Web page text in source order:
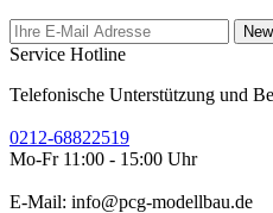
Service Hotline
Telefonische Unterstützung und
0212-68822519
Mo-Fr 11:00 - 15:00 Uhr
E-Mail: info@pcg-modellbau.de